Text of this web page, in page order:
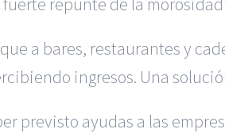
a bares, restaurantes y
ingresos. Una
previsto ayudas a las